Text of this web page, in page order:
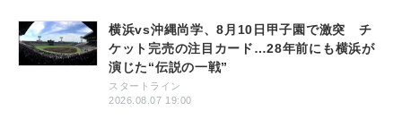
横浜vs沖縄尚学、8月10日甲子園で激突 チ
ケット完売の注目カード…28年前にも横浜が
演じた“伝説の一戦”
スタートライン
2026.08.07 19:00